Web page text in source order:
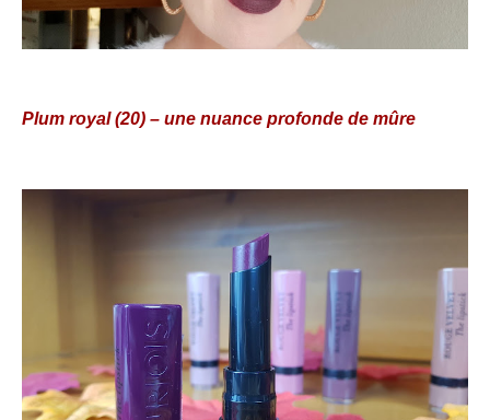
Plum royal (20) – une nuance profonde de mûre